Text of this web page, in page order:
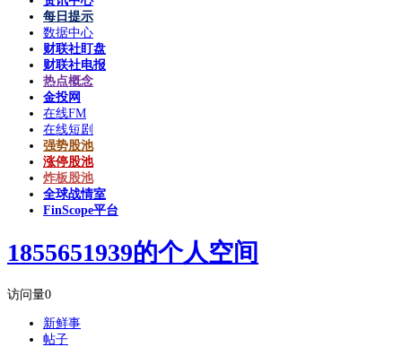
每日提示
数据中心
财联社盯盘
财联社电报
热点概念
金投网
在线FM
在线短剧
强势股池
涨停股池
炸板股池
全球战情室
FinScope平台
1855651939的个人空间
访问量0
新鲜事
帖子